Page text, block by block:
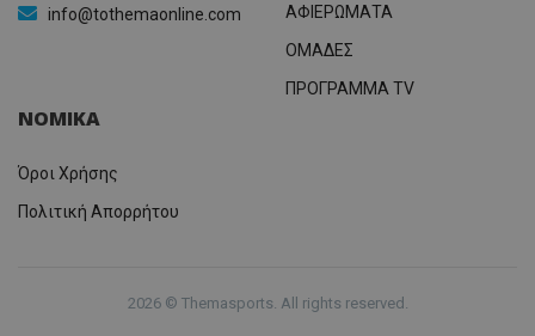
info@tothemaonline.com
ΑΦΙΕΡΩΜΑΤΑ
ΟΜΑΔΕΣ
ΠΡΟΓΡΑΜΜΑ TV
ΝΟΜΙΚΑ
Όροι Χρήσης
Πολιτική Απορρήτου
2026 © Themasports. All rights reserved.